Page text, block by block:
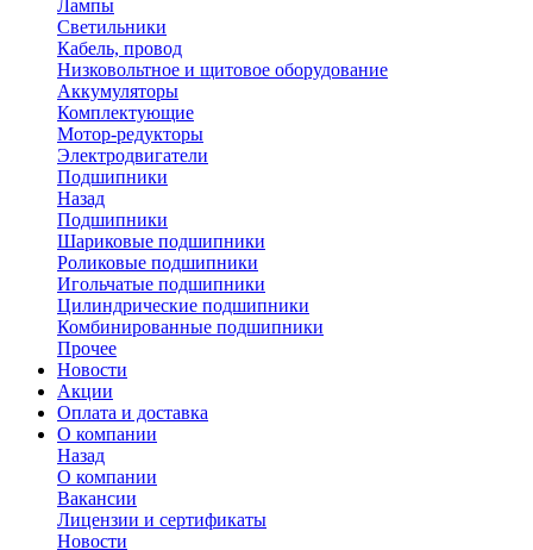
Лампы
Светильники
Кабель, провод
Низковольтное и щитовое оборудование
Аккумуляторы
Комплектующие
Мотор-редукторы
Электродвигатели
Подшипники
Назад
Подшипники
Шариковые подшипники
Роликовые подшипники
Игольчатые подшипники
Цилиндрические подшипники
Комбинированные подшипники
Прочее
Новости
Акции
Оплата и доставка
О компании
Назад
О компании
Вакансии
Лицензии и сертификаты
Новости